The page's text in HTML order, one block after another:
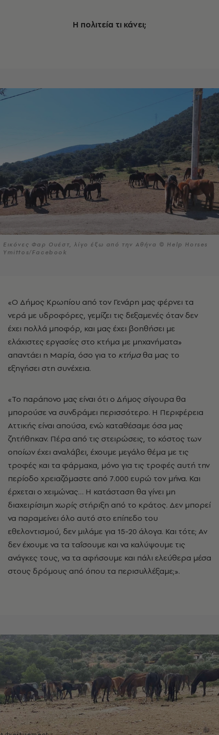
Η πολιτεία τι κάνει;
Εικόνες Φαρ Ουέστ, λίγο έξω από την Αθήνα © Help Horses
Ymittos/Facebook
«Ο Δήμος Κρωπίου από τον Γενάρη μας φέρνει τα
νερά με υδροφόρες, γεμίζει τις δεξαμενές όταν δεν
έχει πολλά μποφόρ, και μας έχει βοηθήσει με
ελάχιστες εργασίες στο κτήμα με μηχανήματα»
απαντάει η Μαρία, όσο για το κτήμαθα μας το
εξηγήσει στη συνέχεια.
«Το παράπονο μας είναι ότι ο Δήμος σίγουρα θα
μπορούσε να συνδράμει περισσότερο. Η Περιφέρεια
Αττικής είναι απούσα, ενώ καταθέσαμε όσα μας
ζητήθηκαν. Πέρα από τις στειρώσεις, το κόστος των
οποίων έχει αναλάβει, έχουμε μεγάλο θέμα με τις
τροφές και τα φάρμακα, μόνο για τις τροφές αυτή την
περίοδο χρειαζόμαστε από 7.000 ευρώ τον μήνα. Και
έρχεται ο χειμώνας… Η κατάσταση θα γίνει μη
διαχειρίσιμη χωρίς στήριξη από το κράτος. Δεν μπορεί
να παραμείνει όλο αυτό στο επίπεδο του
εθελοντισμού, δεν μιλάμε για 15-20 άλογα. Και τότε; Αν
δεν έχουμε να τα ταΐσουμε και να καλύψουμε τις
ανάγκες τους, να τα αφήσουμε και πάλι ελεύθερα μέσα
στους δρόμους από όπου τα περισυλλέξαμε;».